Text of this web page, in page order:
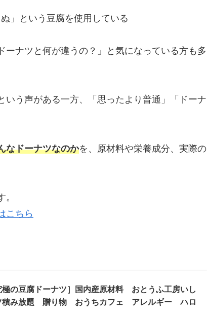
」という豆腐を使用している
ナツと何が違うの？」と気になっている方も多
う声がある一方、「思ったより普通」「ドーナ
なドーナツなのかを、原材料や栄養成分、実際の
こちら
の豆腐ドーナツ］国内産原材料 おとうふ工房いし
み放題 贈り物 おうちカフェ アレルギー ハロ